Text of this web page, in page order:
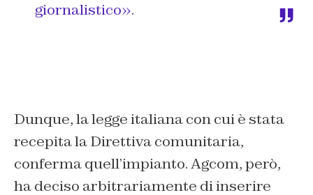
giornalistico».
Dunque, la legge italiana con cui è stata
recepita la Direttiva comunitaria,
conferma quell’impianto. Agcom, però,
ha deciso arbitrariamente di inserire